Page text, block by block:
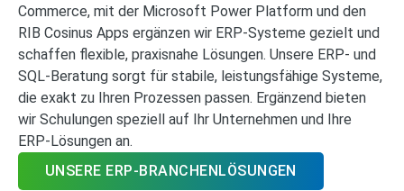
Commerce, mit der Microsoft Power Platform und den
RIB Cosinus Apps ergänzen wir ERP‑Systeme gezielt und
schaffen flexible, praxisnahe Lösungen. Unsere ERP‑ und
SQL‑Beratung sorgt für stabile, leistungsfähige Systeme,
die exakt zu Ihren Prozessen passen. Ergänzend bieten
wir Schulungen speziell auf Ihr Unternehmen und Ihre
ERP‑Lösungen an.
UNSERE ERP-BRANCHENLÖSUNGEN